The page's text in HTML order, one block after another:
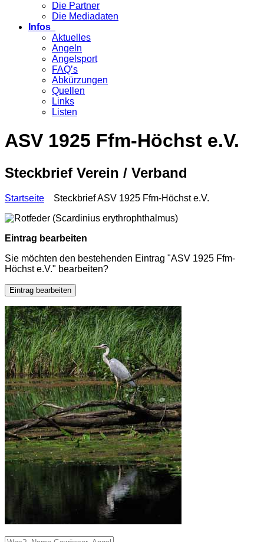
Die Partner
Die Mediadaten
Infos
Aktuelles
Angeln
Angelsport
FAQ’s
Abkürzungen
Quellen
Links
Listen
ASV 1925 Ffm-Höchst e.V.
Steckbrief Verein / Verband
Startseite Steckbrief ASV 1925 Ffm-Höchst e.V.
Eintrag bearbeiten
Sie möchten den bestehenden Eintrag "ASV 1925 Ffm-
Höchst e.V." bearbeiten?
Eintrag bearbeiten